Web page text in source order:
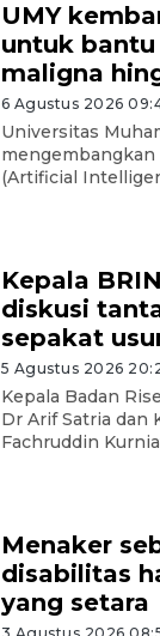
UMY
untuk
maligna
6 Agustus 2026
Universitas
(Artificial
Kepala
diskusi
sepakat
5 Agustus 2026
Kepala Badan
Dr Arif Satria dan
Fachruddin
Menaker
disabilitas
yang setara